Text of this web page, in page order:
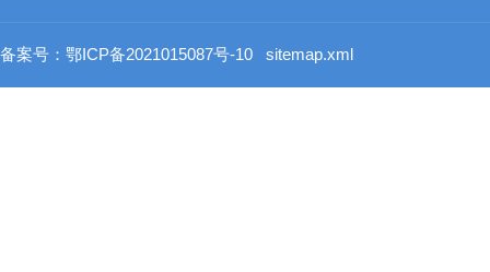
备案号：鄂ICP备2021015087号-10 sitemap.xml